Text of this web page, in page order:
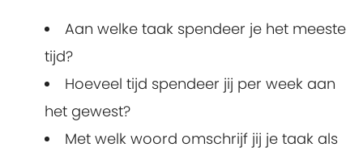
Aan welke taak spendeer je het meeste
tijd?
Hoeveel tijd spendeer jij per week aan
het gewest?
Met welk woord omschrijf jij je taak als